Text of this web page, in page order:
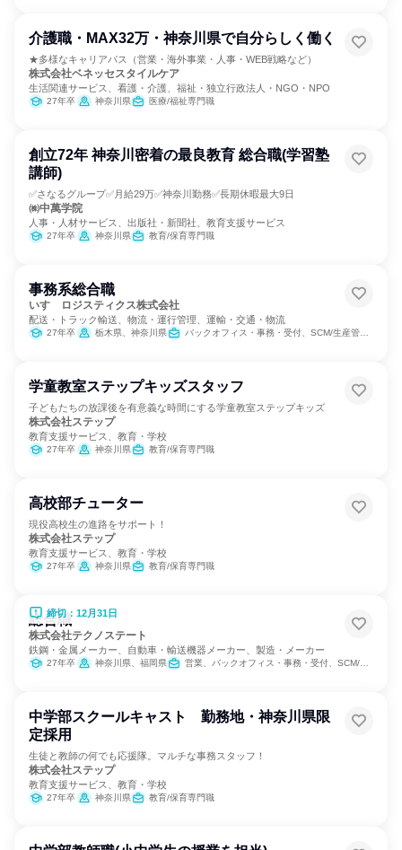
介護職・MAX32万・神奈川県で自分らしく働く
★多様なキャリアパス（営業・海外事業・人事・WEB戦略など）
株式会社ベネッセスタイルケア
生活関連サービス、看護・介護、福祉・独立行政法人・NGO・NPO
27年卒 神奈川県 医療/福祉専門職
創立72年 神奈川密着の最良教育 総合職(学習塾
講師)
✅さなるグループ✅月給29万✅神奈川勤務✅長期休暇最大9日
㈱中萬学院
人事・人材サービス、出版社・新聞社、教育支援サービス
27年卒 神奈川県 教育/保育専門職
事務系総合職
いすゞロジスティクス株式会社
配送・トラック輸送、物流・運行管理、運輸・交通・物流
27年卒 栃木県、神奈川県 バックオフィス・事務・受付、SCM/生産管理/購買/物流
学童教室ステップキッズスタッフ
子どもたちの放課後を有意義な時間にする学童教室ステップキッズ
株式会社ステップ
教育支援サービス、教育・学校
27年卒 神奈川県 教育/保育専門職
高校部チューター
現役高校生の進路をサポート！
株式会社ステップ
教育支援サービス、教育・学校
27年卒 神奈川県 教育/保育専門職
締切：12月31日
総合職
株式会社テクノステート
鉄鋼・金属メーカー、自動車・輸送機器メーカー、製造・メーカー
27年卒 神奈川県、福岡県 営業、バックオフィス・事務・受付、SCM/生産管理/購買/物流、経理/税務/財務、人事、総務、製造・生産工程
中学部スクールキャスト 勤務地・神奈川県限
定採用
生徒と教師の何でも応援隊。マルチな事務スタッフ！
株式会社ステップ
教育支援サービス、教育・学校
27年卒 神奈川県 教育/保育専門職